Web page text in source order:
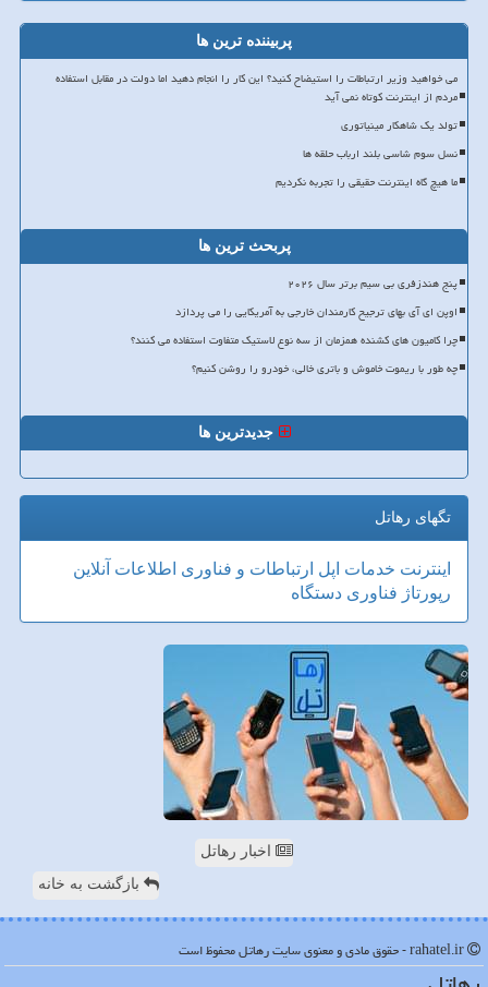
پربیننده ترین ها
می خواهید وزیر ارتباطات را استیضاح کنید؟ این کار را انجام دهید اما دولت در مقابل استفاده
مردم از اینترنت کوتاه نمی آید
تولد یک شاهکار مینیاتوری
نسل سوم شاسی بلند ارباب حلقه ها
ما هیچ گاه اینترنت حقیقی را تجربه نکردیم
پربحث ترین ها
پنج هندزفری بی سیم برتر سال ۲۰۲۶
اوپن ای آی بهای ترجیح کارمندان خارجی به آمریکایی را می پردازد
چرا کامیون های کشنده همزمان از سه نوع لاستیک متفاوت استفاده می کنند؟
چه طور با ریموت خاموش و باتری خالی، خودرو را روشن کنیم؟
جدیدترین ها
تگهای رهاتل
اینترنت خدمات اپل ارتباطات و فناوری اطلاعات آنلاین
رپورتاژ فناوری دستگاه
اخبار رهاتل
بازگشت به خانه